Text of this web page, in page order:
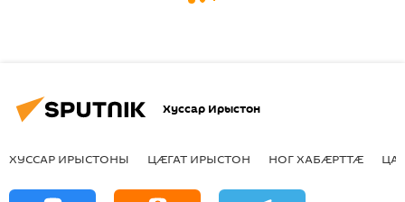
Хуссар Ирыстон
ХУССАР ИРЫСТОНЫ ЦӔГАТ ИРЫСТОН НОГ ХАБӔРТТӔ